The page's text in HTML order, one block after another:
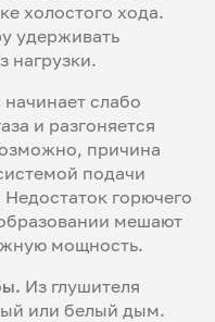
холостого хода.
удерживать
нагрузки.
начинает слабо
и разгоняется
причина
подачи
горючего
мешают
мощность.
Из глушителя
или белый дым.